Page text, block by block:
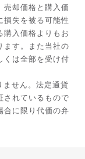
売却価格と購入価
損失を被る可能性
購入価格よりもお
ます。また当社の
くは全部を受け付
せん。法定通貨
されているもので
合に限り代価の弁